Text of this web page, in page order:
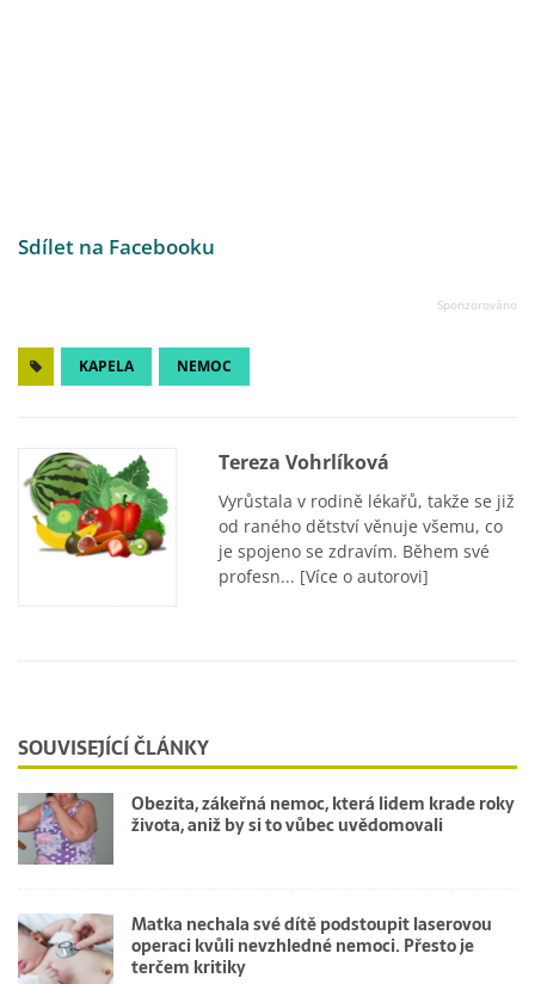
Sdílet na Facebooku
KAPELA NEMOC
Tereza Vohrlíková
Vyrůstala v rodině lékařů, takže se již
od raného dětství věnuje všemu, co
je spojeno se zdravím. Během své
profesn... [Více o autorovi]
SOUVISEJÍCÍ ČLÁNKY
Obezita, zákeřná nemoc, která lidem krade roky
života, aniž by si to vůbec uvědomovali
Matka nechala své dítě podstoupit laserovou
operaci kvůli nevzhledné nemoci. Přesto je
terčem kritiky